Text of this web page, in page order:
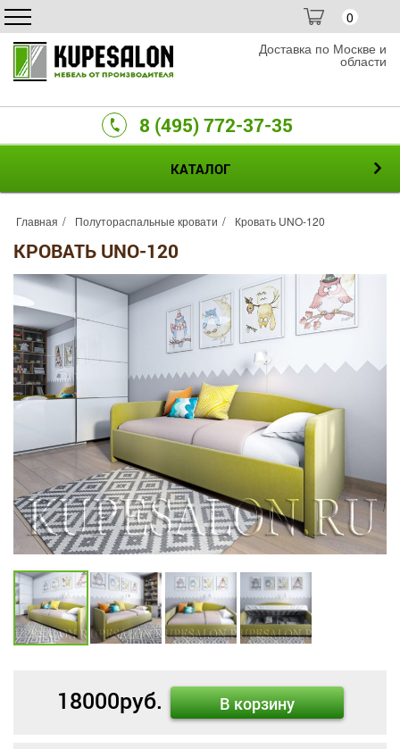
0
Доставка по Москве и
области
8 (495) 772-37-35
КАТАЛОГ
Главная Полутораспальные кровати Кровать UNO-120
КРОВАТЬ UNO-120
18000руб. В корзину